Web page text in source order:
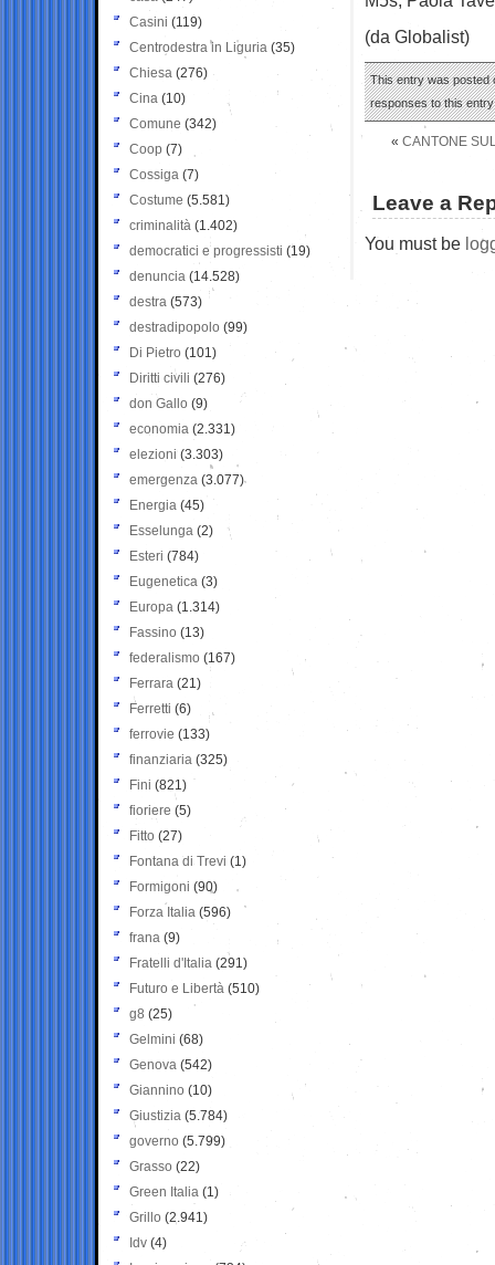
(da Globalist)
This entry was posted
responses to this
« CANTONE
Leave a
You must be
Casini (119)
Centrodestra in Liguria (35)
Chiesa (276)
Cina (10)
Comune (342)
Coop (7)
Cossiga (7)
Costume (5.581)
criminalità (1.402)
democratici e progressisti (19)
denuncia (14.528)
destra (573)
destradipopolo (99)
Di Pietro (101)
Diritti civili (276)
don Gallo (9)
economia (2.331)
elezioni (3.303)
emergenza (3.077)
Energia (45)
Esselunga (2)
Esteri (784)
Eugenetica (3)
Europa (1.314)
Fassino (13)
federalismo (167)
Ferrara (21)
Ferretti (6)
ferrovie (133)
finanziaria (325)
Fini (821)
fioriere (5)
Fitto (27)
Fontana di Trevi (1)
Formigoni (90)
Forza Italia (596)
frana (9)
Fratelli d'Italia (291)
Futuro e Libertà (510)
g8 (25)
Gelmini (68)
Genova (542)
Giannino (10)
Giustizia (5.784)
governo (5.799)
Grasso (22)
Green Italia (1)
Grillo (2.941)
Idv (4)